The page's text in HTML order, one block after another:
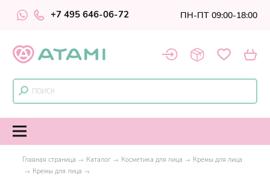
+7 495 646-06-72 ПН-ПТ 09:00-18:00
Главная страница Каталог Косметика для лица
Кремы для лица
Кремы для лица